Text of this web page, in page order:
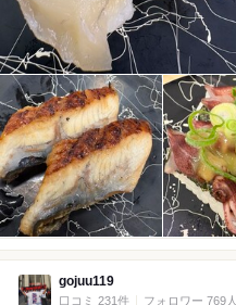
gojuu119
口コミ 231件 フォロワー 769人